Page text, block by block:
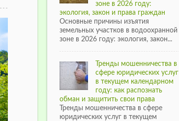
зоне в 2026 году:
экология, закон и права граждан
Основные причины изъятия
земельных участков в водоохранной
зоне в 2026 году: экология, закон...
Тренды мошенничества в
сфере юридических услуг
в текущем календарном
году: как распознать
обман и защитить свои права
Тренды мошенничества в сфере
юридических услуг в текущем